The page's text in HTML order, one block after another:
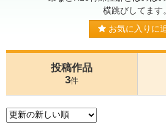
横跳びしてます。
お気に入りに
投稿作品
3件